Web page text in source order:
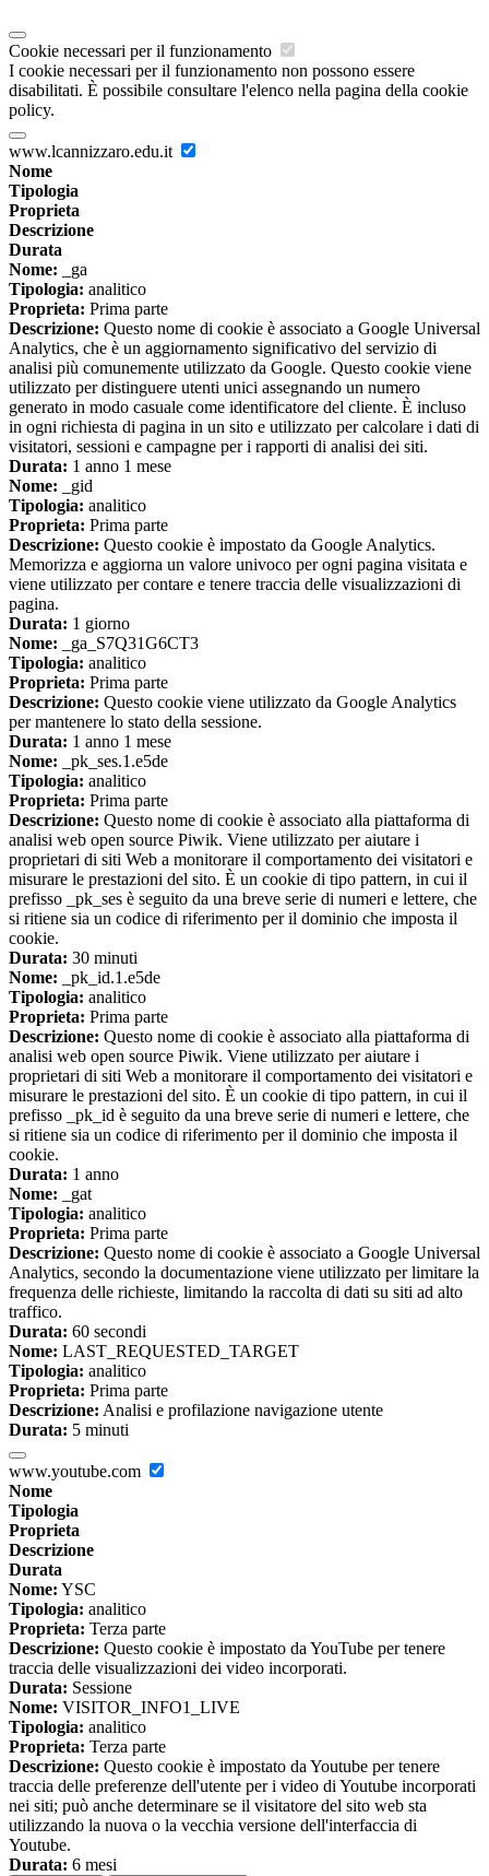
Cookie necessari per il funzionamento
I cookie necessari per il funzionamento non possono essere
disabilitati. È possibile consultare l'elenco nella pagina della cookie
policy.
www.lcannizzaro.edu.it
Nome
Tipologia
Proprieta
Descrizione
Durata
Nome: _ga
Tipologia: analitico
Proprieta: Prima parte
Descrizione: Questo nome di cookie è associato a Google Universal
Analytics, che è un aggiornamento significativo del servizio di
analisi più comunemente utilizzato da Google. Questo cookie viene
utilizzato per distinguere utenti unici assegnando un numero
generato in modo casuale come identificatore del cliente. È incluso
in ogni richiesta di pagina in un sito e utilizzato per calcolare i dati di
visitatori, sessioni e campagne per i rapporti di analisi dei siti.
Durata: 1 anno 1 mese
Nome: _gid
Tipologia: analitico
Proprieta: Prima parte
Descrizione: Questo cookie è impostato da Google Analytics.
Memorizza e aggiorna un valore univoco per ogni pagina visitata e
viene utilizzato per contare e tenere traccia delle visualizzazioni di
pagina.
Durata: 1 giorno
Nome: _ga_S7Q31G6CT3
Tipologia: analitico
Proprieta: Prima parte
Descrizione: Questo cookie viene utilizzato da Google Analytics
per mantenere lo stato della sessione.
Durata: 1 anno 1 mese
Nome: _pk_ses.1.e5de
Tipologia: analitico
Proprieta: Prima parte
Descrizione: Questo nome di cookie è associato alla piattaforma di
analisi web open source Piwik. Viene utilizzato per aiutare i
proprietari di siti Web a monitorare il comportamento dei visitatori e
misurare le prestazioni del sito. È un cookie di tipo pattern, in cui il
prefisso _pk_ses è seguito da una breve serie di numeri e lettere, che
si ritiene sia un codice di riferimento per il dominio che imposta il
cookie.
Durata: 30 minuti
Nome: _pk_id.1.e5de
Tipologia: analitico
Proprieta: Prima parte
Descrizione: Questo nome di cookie è associato alla piattaforma di
analisi web open source Piwik. Viene utilizzato per aiutare i
proprietari di siti Web a monitorare il comportamento dei visitatori e
misurare le prestazioni del sito. È un cookie di tipo pattern, in cui il
prefisso _pk_id è seguito da una breve serie di numeri e lettere, che
si ritiene sia un codice di riferimento per il dominio che imposta il
cookie.
Durata: 1 anno
Nome: _gat
Tipologia: analitico
Proprieta: Prima parte
Descrizione: Questo nome di cookie è associato a Google Universal
Analytics, secondo la documentazione viene utilizzato per limitare la
frequenza delle richieste, limitando la raccolta di dati su siti ad alto
traffico.
Durata: 60 secondi
Nome: LAST_REQUESTED_TARGET
Tipologia: analitico
Proprieta: Prima parte
Descrizione: Analisi e profilazione navigazione utente
Durata: 5 minuti
www.youtube.com
Nome
Tipologia
Proprieta
Descrizione
Durata
Nome: YSC
Tipologia: analitico
Proprieta: Terza parte
Descrizione: Questo cookie è impostato da YouTube per tenere
traccia delle visualizzazioni dei video incorporati.
Durata: Sessione
Nome: VISITOR_INFO1_LIVE
Tipologia: analitico
Proprieta: Terza parte
Descrizione: Questo cookie è impostato da Youtube per tenere
traccia delle preferenze dell'utente per i video di Youtube incorporati
nei siti; può anche determinare se il visitatore del sito web sta
utilizzando la nuova o la vecchia versione dell'interfaccia di
Youtube.
Durata: 6 mesi